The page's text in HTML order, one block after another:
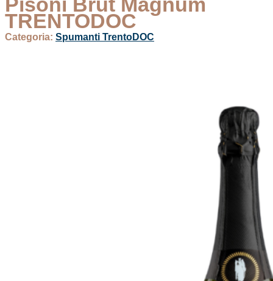
TRENTODOC
Categoria: Spumanti TrentoDOC